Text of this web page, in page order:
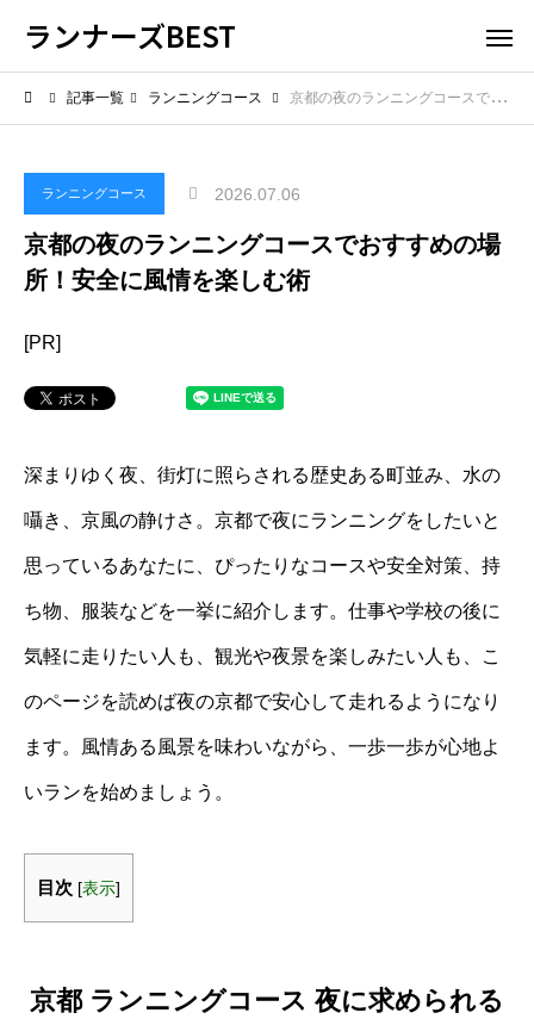
ランナーズBEST
記事一覧 ランニングコース 京都の夜のランニングコースでおすすめの場所！安全に風情を楽しむ術
ランニングコース 2026.07.06
京都の夜のランニングコースでおすすめの場
所！安全に風情を楽しむ術
[PR]
深まりゆく夜、街灯に照らされる歴史ある町並み、水の
囁き、京風の静けさ。京都で夜にランニングをしたいと
思っているあなたに、ぴったりなコースや安全対策、持
ち物、服装などを一挙に紹介します。仕事や学校の後に
気軽に走りたい人も、観光や夜景を楽しみたい人も、こ
のページを読めば夜の京都で安心して走れるようになり
ます。風情ある風景を味わいながら、一歩一歩が心地よ
いランを始めましょう。
目次 [表示]
京都 ランニングコース 夜に求められる